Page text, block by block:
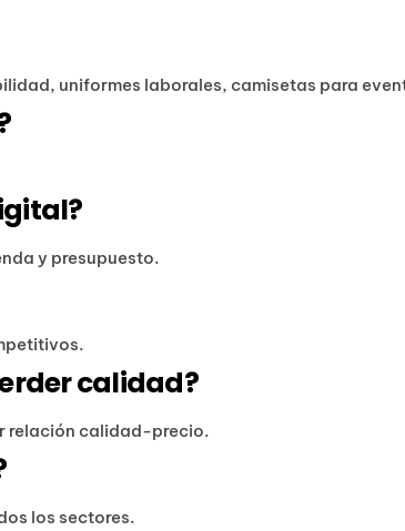
uniformes laborales, camisetas para
y presupuesto.
calidad?
relación calidad-precio.
los sectores.